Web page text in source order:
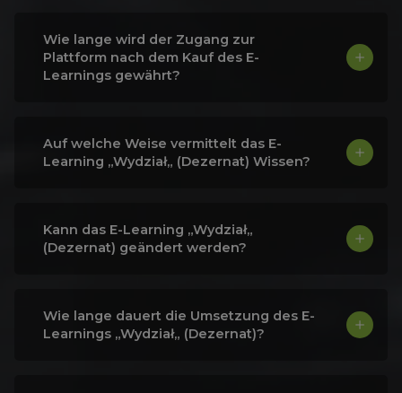
Wie lange wird der Zugang zur
Plattform nach dem Kauf des E-
Learnings gewährt?
Auf welche Weise vermittelt das E-
Learning „Wydział„ (Dezernat) Wissen?
Kann das E-Learning „Wydział„
(Dezernat) geändert werden?
Wie lange dauert die Umsetzung des E-
Learnings „Wydział„ (Dezernat)?